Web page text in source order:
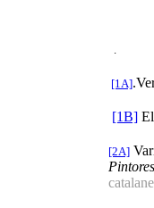
.
[1A]
[1B]
[2A]